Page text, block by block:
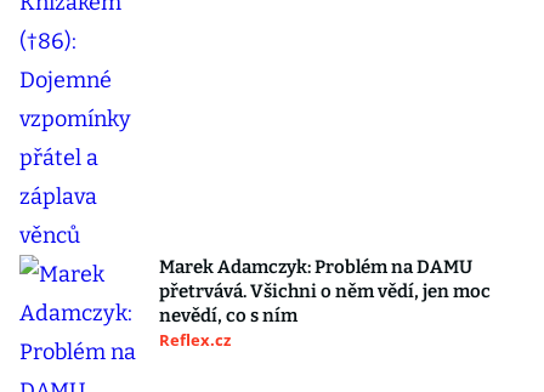
Marek Adamczyk: Problém na DAMU
přetrvává. Všichni o něm vědí, jen moc
nevědí, co s ním
Reflex.cz